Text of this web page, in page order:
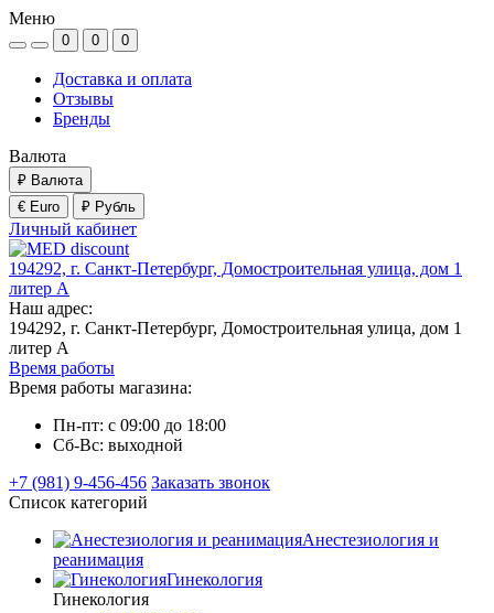
Меню
0 0 0
Доставка и оплата
Отзывы
Бренды
Валюта
₽ Валюта
€ Euro
₽ Рубль
Личный кабинет
194292, г. Санкт-Петербург, Домостроительная улица, дом 1
литер А
Наш адрес:
194292, г. Санкт-Петербург, Домостроительная улица, дом 1
литер А
Время работы
Время работы магазина:
Пн-пт: с 09:00 до 18:00
Сб-Вс: выходной
+7 (981) 9-456-456 Заказать звонок
Список категорий
Анестезиология и
реанимация
Гинекология
Гинекология